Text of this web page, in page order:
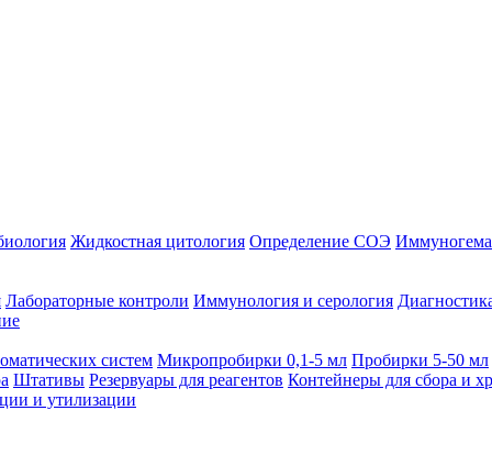
Жидкостная цитология Определение СОЭ
Лабораторные контроли Иммунология и серология
систем Микропробирки 0,1-5 мл Пробирки 5-50 мл
Штативы Резервуары для реагентов Контейнеры для сбора и
и утилизации